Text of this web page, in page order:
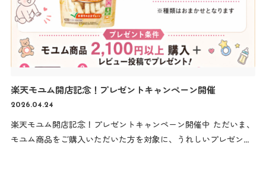
楽天モユム開店記念！プレゼントキャンペーン開催
2026.04.24
楽天モユム開店記念！プレゼントキャンペーン開催中 ただいま、
モユム商品をご購入いただいた方を対象に、うれしいプレゼント